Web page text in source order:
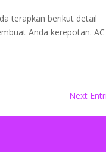
terapkan berikut detail
Anda kerepotan. AC
Next